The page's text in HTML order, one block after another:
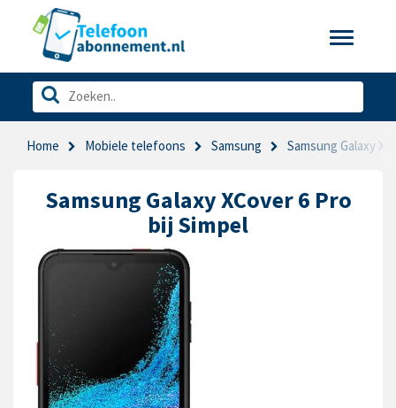
Toggle
Home Mobiele telefoons Samsung Samsung Galaxy
Samsung Galaxy XCover 6 Pro
bij Simpel